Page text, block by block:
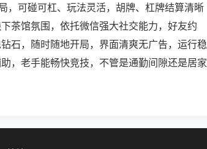
，可碰可杠、玩法灵活，胡牌、杠牌结算清晰
茶馆氛围，依托微信强大社交能力，好友约
石，随时随地开局，界面清爽无广告，运行稳
，老手能畅快竞技，不管是通勤间隙还是居家